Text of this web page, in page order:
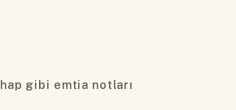
hap gibi emtia notları